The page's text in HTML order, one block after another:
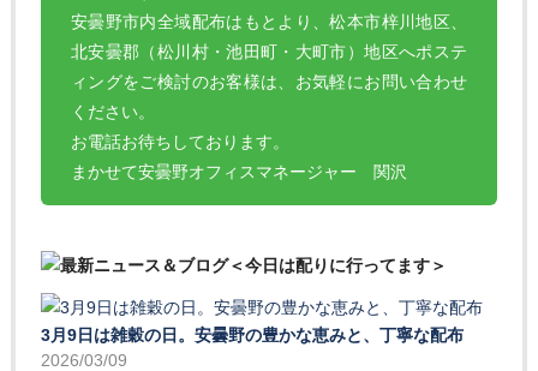
安曇野市内全域配布はもとより、松本市梓川地区、
北安曇郡（松川村・池田町・大町市）地区へポステ
ィングをご検討のお客様は、お気軽にお問い合わせ
ください。
お電話お待ちしております。
まかせて安曇野オフィスマネージャー 関沢
3月9日は雑穀の日。安曇野の豊かな恵みと、丁寧な配布
2026/03/09